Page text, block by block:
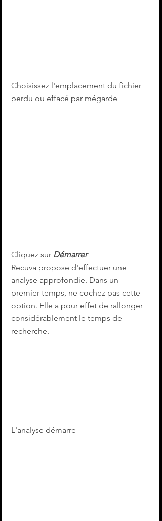
Choisissez l'emplacement du fichier
perdu ou effacé par mégarde
Cliquez sur Démarrer
Recuva propose d'effectuer une
analyse approfondie. Dans un
premier temps, ne cochez pas cette
option. Elle a pour effet de rallonger
considérablement le temps de
recherche.
L'analyse démarre